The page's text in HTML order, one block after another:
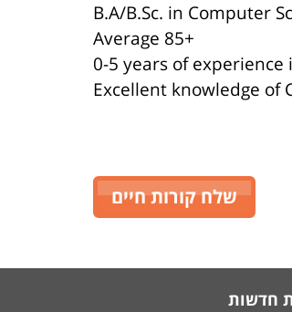
B.A/B.Sc. in Computer
Average 85+
0-5 years of
Excellent knowledge of
שלח קורות חיים
חדשות